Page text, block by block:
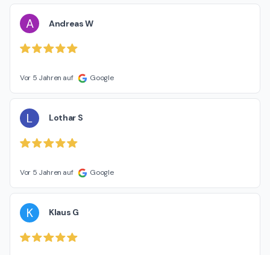
A Andreas W
Vor 5 Jahren auf Google
L Lothar S
Vor 5 Jahren auf Google
K Klaus G